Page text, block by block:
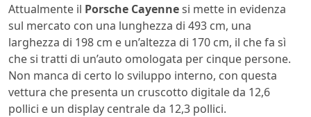
Attualmente il Porsche Cayennesi mette in evidenza
sul mercato con una lunghezza di 493 cm, una
larghezza di 198 cm e un’altezza di 170 cm, il che fa sì
che si tratti di un’auto omologata per cinque persone.
Non manca di certo lo sviluppo interno, con questa
vettura che presenta un cruscotto digitale da 12,6
pollici e un display centrale da 12,3 pollici.